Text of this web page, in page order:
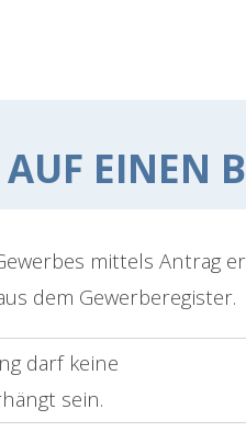
AUF EINEN
mittels Antrag
dem Gewerberegister.
darf keine
sein.